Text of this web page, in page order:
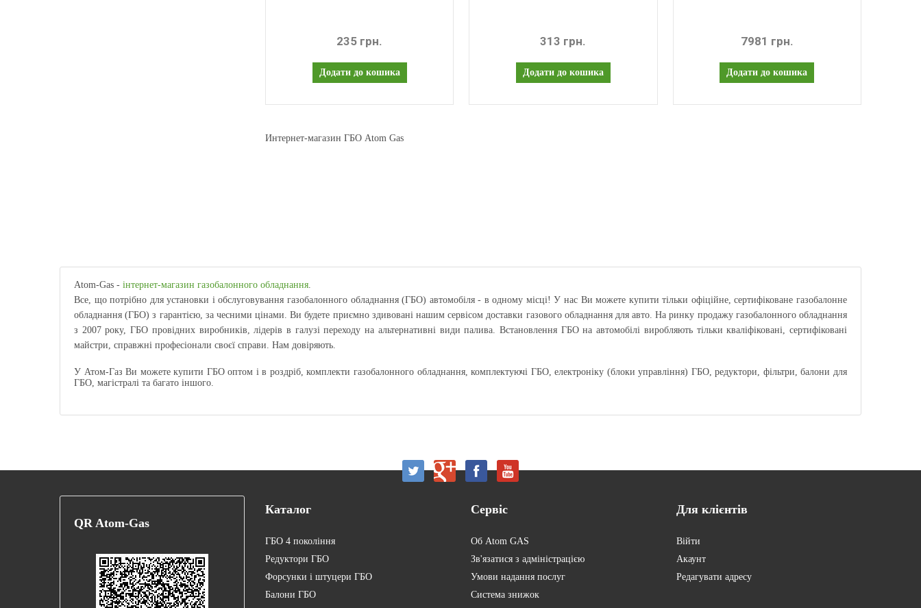
235 грн. 313 грн. 7981 грн.
Интернет-магазин ГБО Atom Gas
Atom-Gas - інтернет-магазин газобалонного обладнання.
Все, що потрібно для установки і обслуговування газобалонного обладнання (ГБО) автомобіля - в одному місці! У нас Ви можете купити тільки офіційне, сертифіковане газобалонне
обладнання (ГБО) з гарантією, за чесними цінами. Ви будете приємно здивовані нашим сервісом доставки газового обладнання для авто. На ринку продажу газобалонного обладнання
з 2007 року, ГБО провідних виробників, лідерів в галузі переходу на альтернативні види палива. Встановлення ГБО на автомобілі виробляють тільки кваліфіковані, сертифіковані
майстри, справжні професіонали своєї справи. Нам довіряють.
У Атом-Газ Ви можете купити ГБО оптом і в роздріб, комплекти газобалонного обладнання, комплектуючі ГБО, електроніку (блоки управління) ГБО, редуктори, фільтри, балони для
ГБО, магістралі та багато іншого.
QR Atom-Gas
Каталог
ГБО 4 покоління
Редуктори ГБО
Форсунки і штуцери ГБО
Балони ГБО
Сервіс
Об Atom GAS
Зв'язатися з адміністрацією
Умови надання послуг
Система знижок
Для клієнтів
Війти
Акаунт
Редагувати адресу